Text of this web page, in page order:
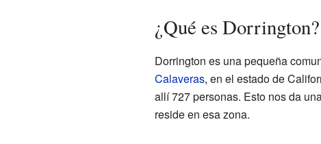
¿Qué es Dorrington?
Dorrington es una pequeña
Calaveras, en el estado de
allí 727 personas. Esto nos da
reside en esa zona.